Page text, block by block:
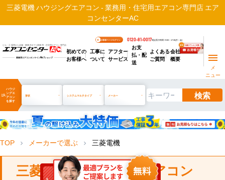
三菱電機 ハウジングエアコン - 業務用・住宅用エアコン専門店 エア
コンセンターAC
ビル・工場用から店舗・事務所まで | 業務用・住宅用エアコン専門店
業務用エアコンオンラインNo.1ショップ
お客様ページログイン 0120-81-0017電話受付時間 / 9:00～17:30(月～金)
初めての
お客様へ
工事に
ついて
アフター
サービス
お支
払・配
送
よくある
ご質問
会社
概要
メ
ニュー
manage_search
ハウジ
ングエ
アコン
を探す
形状 システムマルチタイプ メーカー 検索
TOP chevron_right メーカーで選ぶ chevron_right 三菱電機
三菱電機 ハウジングエアコン